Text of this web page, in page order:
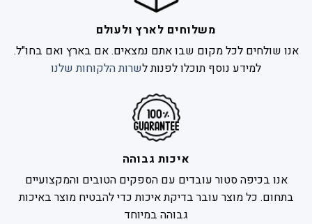
משלוחים לארץ ולעולם
אנו שולחים לכל מקום שבו אתם נמצאים. אם בארץ ואם בחו"ל.
למידע נוסף תוכלו לפנות לשרות הלקוחות שלנו
איכות גבוהה
אנו בכיפה סטור עובדים עם הספקים הטובים והמקצועיים
בתחום. כל מוצר עובר בדיקת איכות כדי להבטיח מוצר באיכות
גבוהה במיוחד